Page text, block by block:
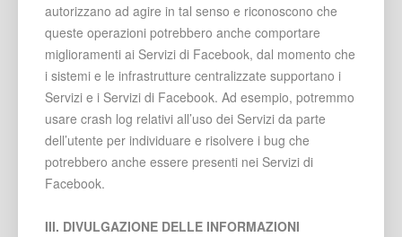
autorizzano ad agire in tal senso e riconoscono che
queste operazioni potrebbero anche comportare
miglioramenti ai Servizi di Facebook, dal momento che
i sistemi e le infrastrutture centralizzate supportano i
Servizi e i Servizi di Facebook. Ad esempio, potremmo
usare crash log relativi all’uso dei Servizi da parte
dell’utente per individuare e risolvere i bug che
potrebbero anche essere presenti nei Servizi di
Facebook.
III. DIVULGAZIONE DELLE INFORMAZIONI